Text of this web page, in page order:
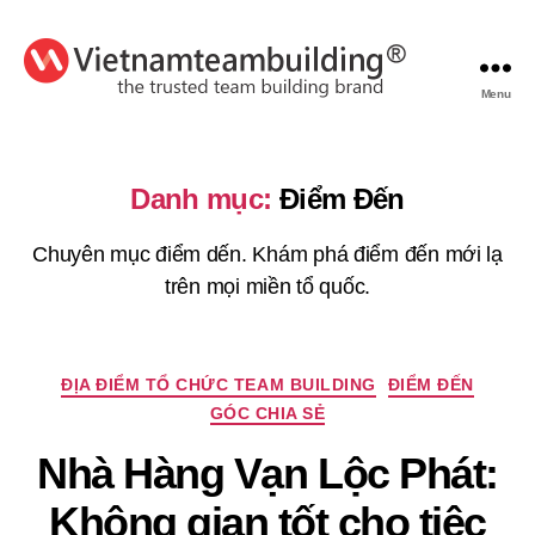
Menu
Danh mục: Điểm Đến
Chuyên mục điểm dến. Khám phá điểm đến mới lạ
trên mọi miền tổ quốc.
Chuyên
mục
ĐỊA ĐIỂM TỔ CHỨC TEAM BUILDING
ĐIỂM ĐẾN
GÓC CHIA SẺ
Nhà Hàng Vạn Lộc Phát:
Không gian tốt cho tiệc